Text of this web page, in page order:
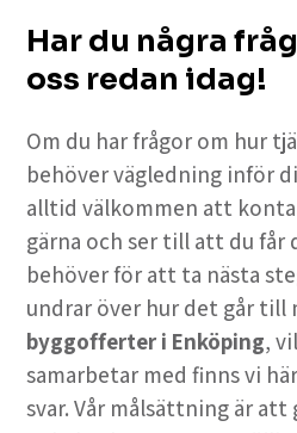
Har du några
oss redan idag!
Om du har frågor om hur
behöver vägledning inför
alltid välkommen att
gärna och ser till att du
behöver för att ta nästa
undrar över hur det går till
byggofferter i Enköping,
samarbetar med finns vi
svar. Vår målsättning är att